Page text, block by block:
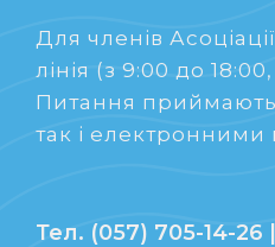
Для членів
лінія (з 9:00 до
Питання
так і
Тел. (057) 705-14-26